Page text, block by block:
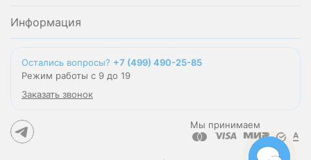
Информация
Остались вопросы? +7 (499) 490-25-85
Режим работы с 9 до 19
Заказать звонок
Мы принимаем